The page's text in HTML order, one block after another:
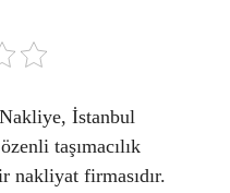
İstanbul
taşımacılık
nakliyat firmasıdır.